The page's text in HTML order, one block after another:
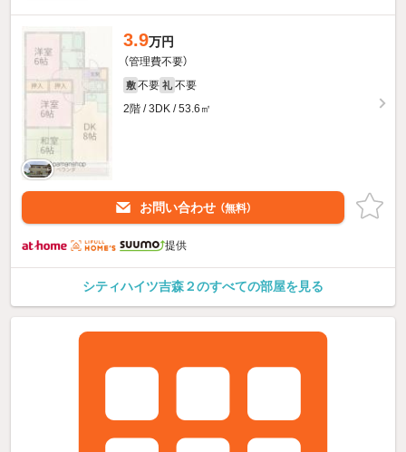
3.9万円
（管理費不要）
敷 不要 礼 不要
2階 / 3DK / 53.6㎡
お問い合わせ （無料）
提供
シティハイツ吉森２のすべての部屋を見る